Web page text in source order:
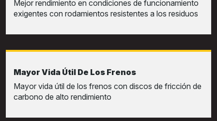
Mejor rendimiento en condiciones de funcionamiento
exigentes con rodamientos resistentes a los residuos
Mayor Vida Útil De Los Frenos
Mayor vida útil de los frenos con discos de fricción de
carbono de alto rendimiento